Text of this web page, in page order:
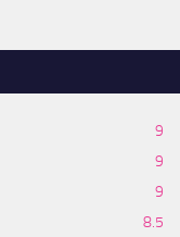
9
9
9
8.5